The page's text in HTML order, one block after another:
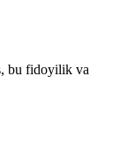
bu fidoyilik va